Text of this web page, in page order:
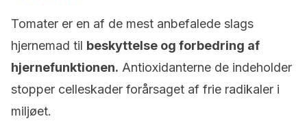
Tomater er en af ​​de mest anbefalede slags
hjernemad til beskyttelse og forbedring af
hjernefunktionen. Antioxidanterne de indeholder
stopper celleskader forårsaget af frie radikaler i
miljøet.